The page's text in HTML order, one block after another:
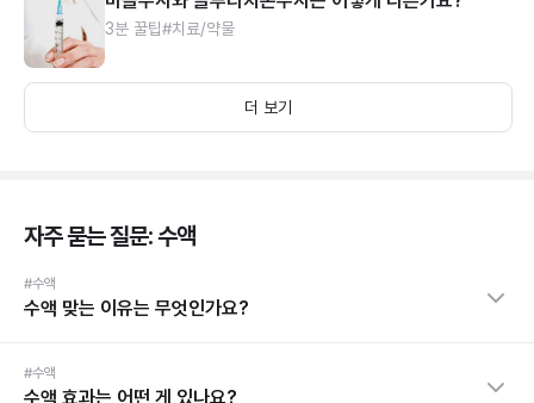
3분 꿀팁#치료/약물
더 보기
자주 묻는 질문: 수액
#수액
수액 맞는 이유는 무엇인가요?
#수액
수액 효과는 어떤 게 있나요?